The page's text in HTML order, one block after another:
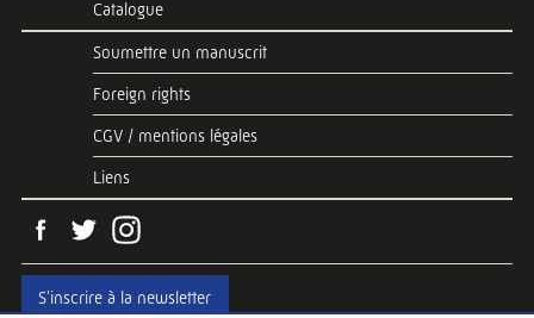
Catalogue
Soumettre un manuscrit
Foreign rights
CGV / mentions légales
Liens
S'inscrire à la newsletter